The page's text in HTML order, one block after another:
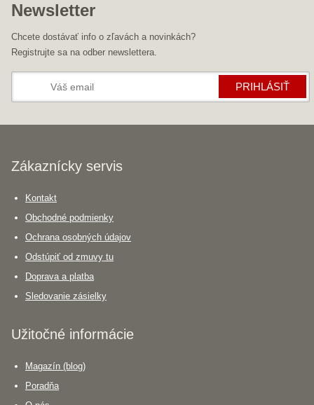
Newsletter
Chcete dostávať info o zľavách a novinkách?
Registrujte sa na odber newslettera.
PRIHLÁSIŤ
Zákaznícky servis
Kontakt
Obchodné podmienky
Ochrana osobných údajov
Odstúpiť od zmuvy tu
Doprava a platba
Sledovanie zásielky
Užitočné informácie
Magazín (blog)
Poradňa